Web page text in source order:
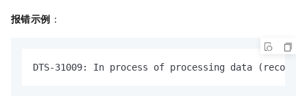
报错示例 ：
DTS-31009: In process of processing data